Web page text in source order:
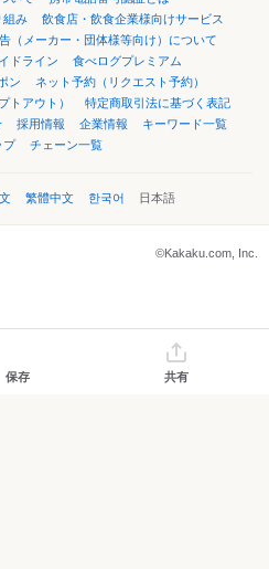
組み
飲食店・飲食企業様向けサービス
（メーカー・団体様等向け）について
ドライン
食べログプレミアム
ン
ネット予約（リクエスト予約）
トアウト）
特定商取引法に基づく表記
採用情報 企業情報
キーワード一覧
プ
チェーン一覧
繁體中文 한국어 日本語
©Kakaku.com, Inc.
保存 共有